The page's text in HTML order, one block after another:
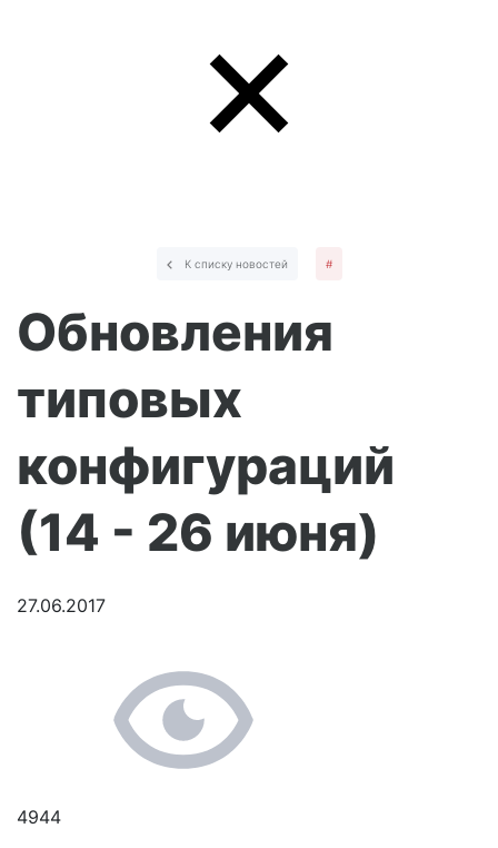
К списку новостей #
Обновления
типовых
конфигураций
(14 - 26 июня)
27.06.2017
4944